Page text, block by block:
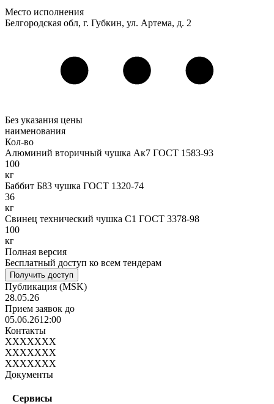
Место исполнения
Белгородская обл, г. Губкин, ул. Артема, д. 2
Без указания цены
наименования
Кол-во
Алюминий вторичный чушка Ак7 ГОСТ 1583-93
100
кг
Баббит Б83 чушка ГОСТ 1320-74
36
кг
Свинец технический чушка С1 ГОСТ 3378-98
100
кг
Полная версия
Бесплатный доступ ко всем тендерам
Получить доступ
Публикация (MSK)
28.05.26
Прием заявок до
05.06.2612:00
Контакты
XXXXXXX
XXXXXXX
XXXXXXX
Документы
Сервисы